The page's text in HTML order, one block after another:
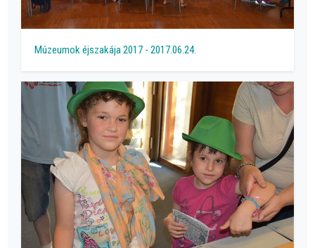
Múzeumok éjszakája 2017 - 2017.06.24.